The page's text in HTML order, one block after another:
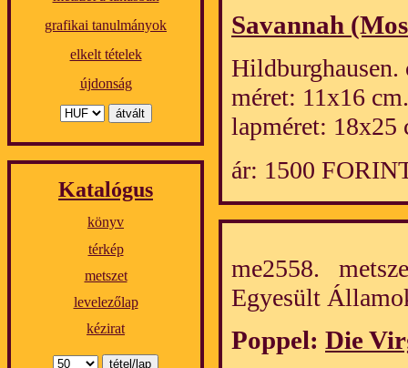
grafikai tanulmányok
elkelt tételek
újdonság
Katalógus
könyv
térkép
metszet
levelezőlap
kézirat
Savannah
Hildburghausen.
méret: 11x16 cm.
lapméret: 18x25
ár: 1500
me2558.
Egyesült
Poppel: Die